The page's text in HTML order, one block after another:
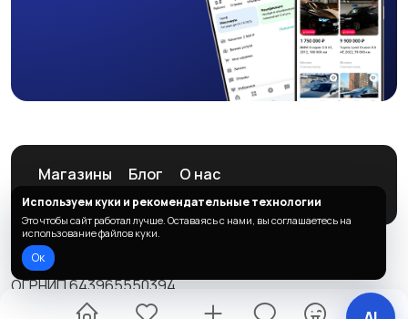
Магазины Блог
О нас
Служба поддержки
© 2026 ListAd
ОГРНИП 643965550394
Используем куки и рекомендательные технологии
Это чтобы сайт работал лучше. Оставаясь с нами, вы соглашаетесь на
использование файлов куки.
Ок